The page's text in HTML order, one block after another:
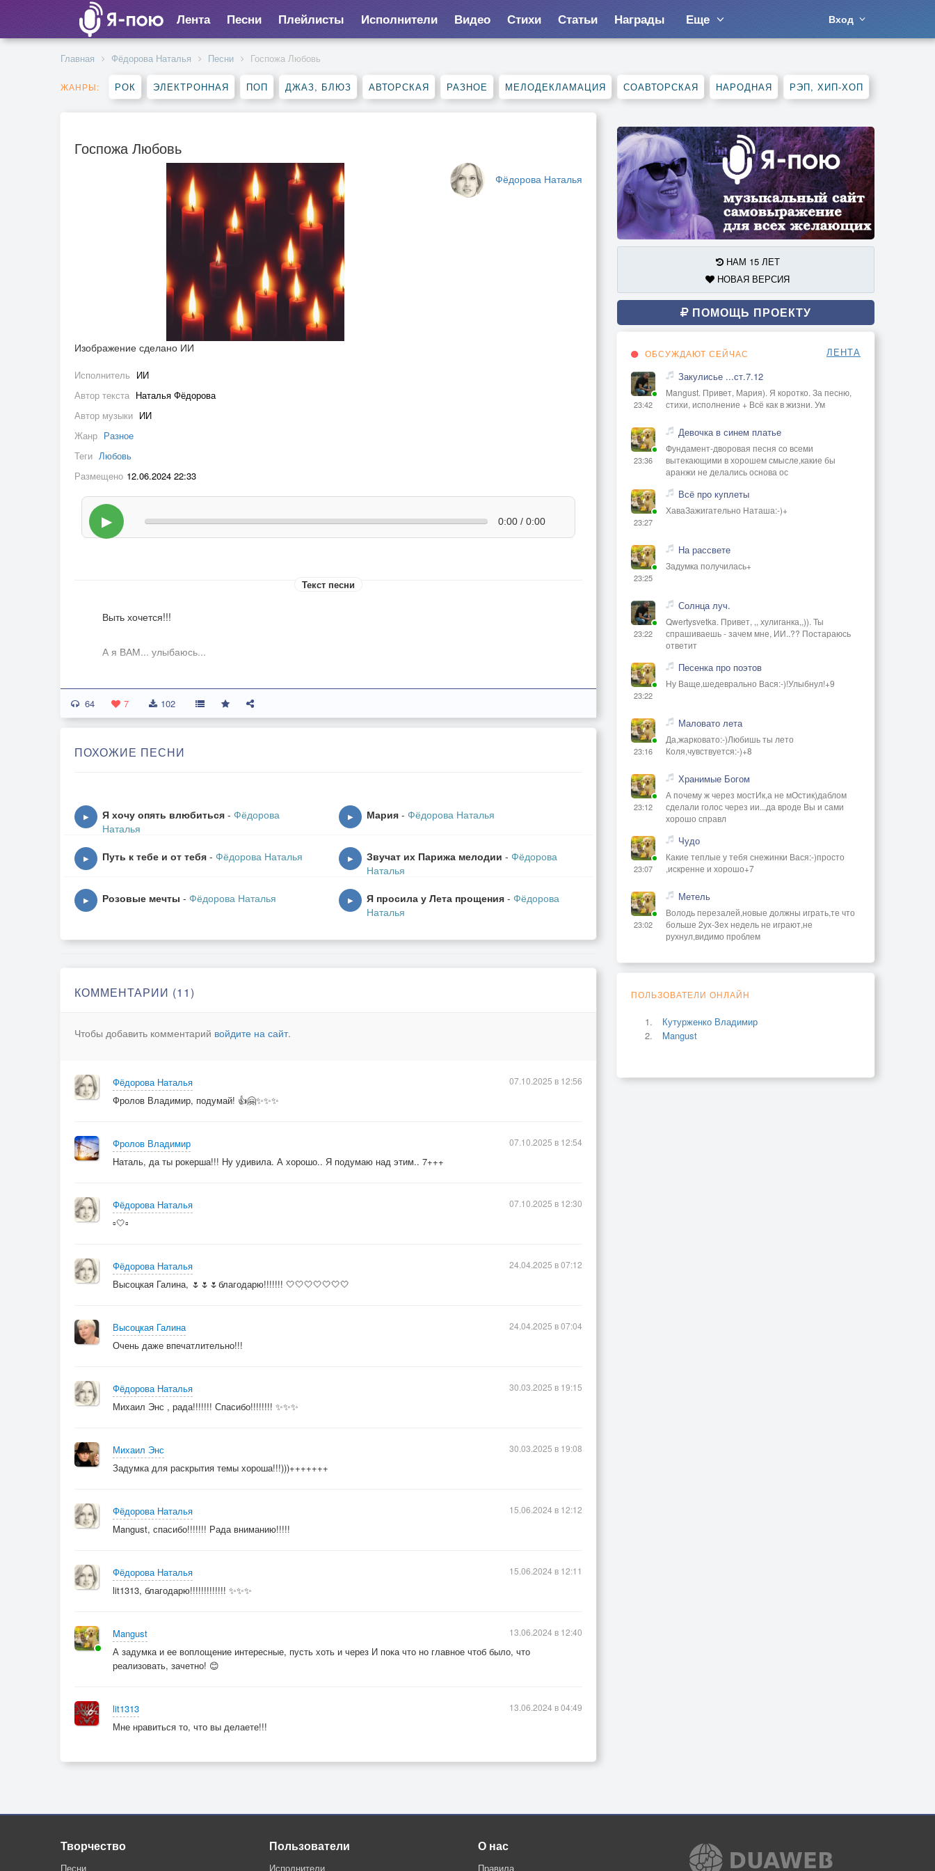
Лента Песни Плейлисты Исполнители Видео Стихи Статьи Награды Еще Вход
Главная Фёдорова Наталья Песни Госпожа Любовь
ЖАНРЫ: РОК ЭЛЕКТРОННАЯ ПОП ДЖАЗ, БЛЮЗ АВТОРСКАЯ РАЗНОЕ МЕЛОДЕКЛАМАЦИЯ СОАВТОРСКАЯ НАРОДНАЯ РЭП, ХИП-ХОП
Госпожа Любовь
Фёдорова Наталья
Изображение сделано ИИ
Исполнитель ИИ
Автор текста Наталья Фёдорова
Автор музыки ИИ
Жанр Разное
Теги Любовь
Размещено 12.06.2024 22:33
▶ 0:00 / 0:00
Текст песни
Выть хочется!!!
А я ВАМ... улыбаюсь...
Послать к чертям!!!
А я на ВАС... молюсь...
СЛУГА теперь пред ВАМИ...
64 7 102
ПОХОЖИЕ ПЕСНИ
▶ Я хочу опять влюбиться - Фёдорова
Наталья
▶ Мария - Фёдорова Наталья
▶ Путь к тебе и от тебя - Фёдорова Наталья ▶ Звучат их Парижа мелодии - Фёдорова
Наталья
▶ Розовые мечты - Фёдорова Наталья ▶ Я просила у Лета прощения - Фёдорова
Наталья
КОММЕНТАРИИ (11)
Чтобы добавить комментарий войдите на сайт.
Фёдорова Наталья
Фролов Владимир, подумай! 👍🤗✨✨✨
07.10.2025 в 12:56
Фролов Владимир
Наталь, да ты рокерша!!! Ну удивила. А хорошо.. Я подумаю над этим.. 7+++
07.10.2025 в 12:54
Фёдорова Наталья
▫️🤍▫️
07.10.2025 в 12:30
Фёдорова Наталья
Высоцкая Галина, 🌷🌷🌷благодарю!!!!!!! 🤍🤍🤍🤍🤍🤍🤍
24.04.2025 в 07:12
Высоцкая Галина
Очень даже впечатлительно!!!
24.04.2025 в 07:04
Фёдорова Наталья
Михаил Энс , рада!!!!!!! Спасибо!!!!!!!! ✨✨✨
30.03.2025 в 19:15
Михаил Энс
Задумка для раскрытия темы хороша!!!)))+++++++
30.03.2025 в 19:08
Фёдорова Наталья
Mangust, спасибо!!!!!!! Рада вниманию!!!!!
15.06.2024 в 12:12
Фёдорова Наталья
lit1313, благодарю!!!!!!!!!!!!! ✨✨✨
15.06.2024 в 12:11
Mangust
А задумка и ее воплощение интересные, пусть хоть и через И пока что но главное чтоб было, что
реализовать, зачетно! 😊
13.06.2024 в 12:40
lit1313
Мне нравиться то, что вы делаете!!!
13.06.2024 в 04:49
НАМ 15 ЛЕТ
НОВАЯ ВЕРСИЯ
ПОМОЩЬ ПРОЕКТУ
ОБСУЖДАЮТ СЕЙЧАС ЛЕНТА
23:42
Закулисье ...ст.7.12
Mangust. Привет, Мария). Я коротко. За песню,
стихи, исполнение + Всё как в жизни. Ум
23:36
Девочка в синем платье
Фундамент-дворовая песня со всеми
вытекающими в хорошем смысле,какие бы
аранжи не делались основа ос
23:27
Всё про куплеты
ХаваЗажигательно Наташа:-)+
23:25
На рассвете
Задумка получилась+
23:22
Солнца луч.
Qwertysvetka. Привет, ,, хулиганка,,)). Ты
спрашиваешь - зачем мне, ИИ..?? Постараюсь
ответит
23:22
Песенка про поэтов
Ну Ваще,шедеврально Вася:-)!Улыбнул!+9
23:16
Маловато лета
Да,жарковато:-)Любишь ты лето
Коля,чувствуется:-)+8
23:12
Хранимые Богом
А почему ж через мостИк,а не мОстик)даблом
сделали голос через ии...да вроде Вы и сами
хорошо справл
23:07
Чудо
Какие теплые у тебя снежинки Вася:-)просто
,искренне и хорошо+7
23:02
Метель
Володь перезалей,новые должны играть,те что
больше 2ух-3ех недель не играют,не
рухнул,видимо проблем
ПОЛЬЗОВАТЕЛИ ОНЛАЙН
Кутурженко Владимир
Mangust
Творчество
Песни
Пользователи
Исполнители
О нас
Правила